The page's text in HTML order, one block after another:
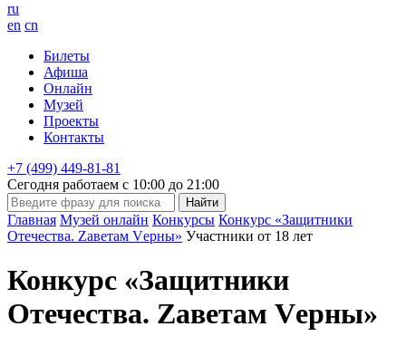
ru
en cn
Билеты
Афиша
Онлайн
Музей
Проекты
Контакты
+7 (499) 449-81-81
Сегодня работаем с 10:00 до 21:00
Главная Музей онлайн Конкурсы Конкурс «Защитники
Отечества. Zаветам Vерны» Участники от 18 лет
Конкурс «Защитники
Отечества. Zаветам Vерны»